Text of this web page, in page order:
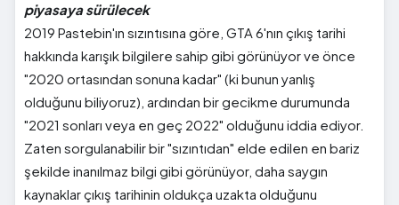
piyasaya sürülecek
2019 Pastebin'ın sızıntısına göre, GTA 6'nın çıkış tarihi
hakkında karışık bilgilere sahip gibi görünüyor ve önce
"2020 ortasından sonuna kadar" (ki bunun yanlış
olduğunu biliyoruz), ardından bir gecikme durumunda
"2021 sonları veya en geç 2022" olduğunu iddia ediyor.
Zaten sorgulanabilir bir "sızıntıdan" elde edilen en bariz
şekilde inanılmaz bilgi gibi görünüyor, daha saygın
kaynaklar çıkış tarihinin oldukça uzakta olduğunu